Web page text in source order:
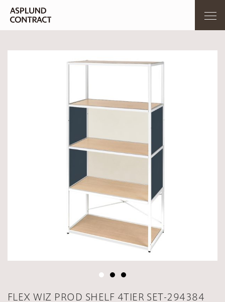
FLEX WIZ PROD SHELF 4TIER SET-294384